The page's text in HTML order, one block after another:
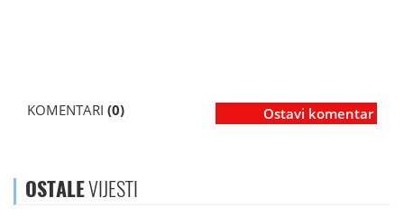
KOMENTARI (0) Ostavi komentar
OSTALEVIJESTI